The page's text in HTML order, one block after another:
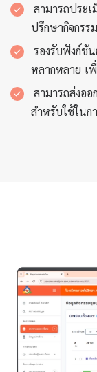
สามารถประ
ปรึกษากิจกรร
รองรับฟังก์ชั
หลากหลาย เ
สามารถส่งอ
สำหรับใช้ในก